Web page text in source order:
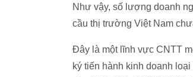
Như vậy, số lượng doanh
cầu thị trường Việt Nam
Đây là một lĩnh vực CNTT
ký tiến hành kinh doanh